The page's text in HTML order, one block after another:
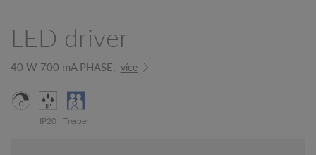
LED driver
40 W 700 mA PHASE, více
IP20 Treiber